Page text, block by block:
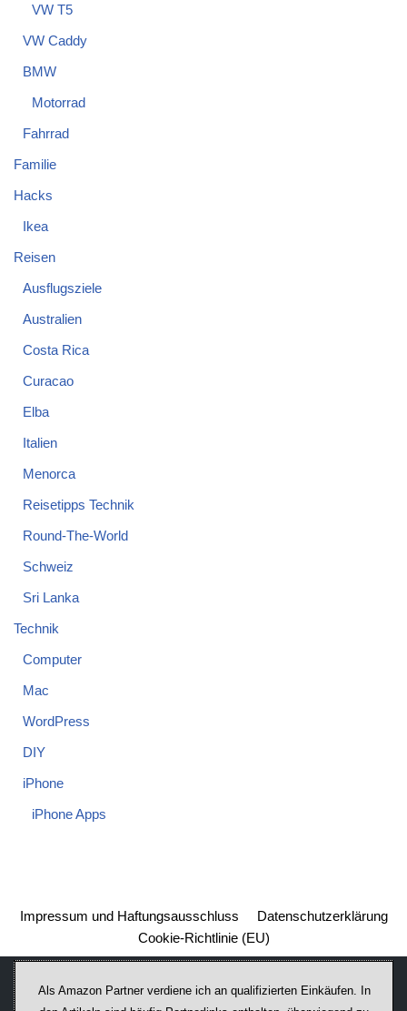
VW T5
VW Caddy
BMW
Motorrad
Fahrrad
Familie
Hacks
Ikea
Reisen
Ausflugsziele
Australien
Costa Rica
Curacao
Elba
Italien
Menorca
Reisetipps Technik
Round-The-World
Schweiz
Sri Lanka
Technik
Computer
Mac
WordPress
DIY
iPhone
iPhone Apps
Impressum und Haftungsausschluss
Datenschutzerklärung
Cookie-Richtlinie (EU)
Als Amazon Partner verdiene ich an qualifizierten Einkäufen. In